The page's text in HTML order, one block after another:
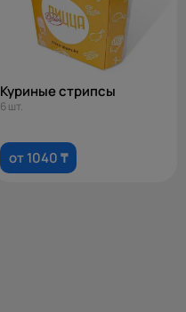
Куриные стрипсы
6 шт.
от 1040 ₸